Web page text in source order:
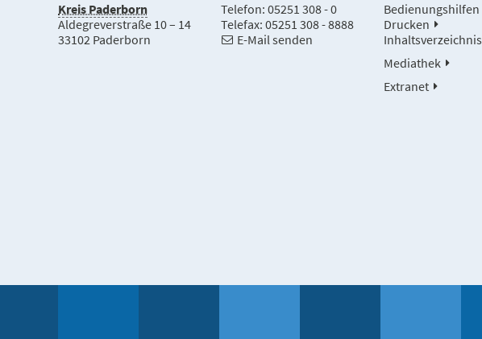
Kreis Paderborn
Aldegreverstraße 10 – 14
33102 Paderborn
Telefon: 05251 308 - 0
Telefax: 05251 308 - 8888
E-Mail senden
Bedienungshilfen
Drucken
Inhaltsverzeichnis
Mediathek
Extranet